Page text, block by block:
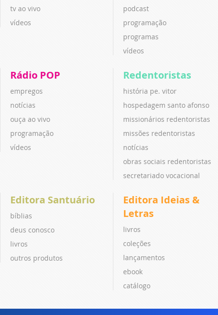
tv ao vivo
vídeos
podcast
programação
programas
vídeos
Rádio POP
empregos
notícias
ouça ao vivo
programação
vídeos
Redentoristas
história pe. vitor
hospedagem santo afonso
missionários redentoristas
missões redentoristas
notícias
obras sociais redentoristas
secretariado vocacional
Editora Santuário
bíblias
deus conosco
livros
outros produtos
Editora Ideias &
Letras
livros
coleções
lançamentos
ebook
catálogo